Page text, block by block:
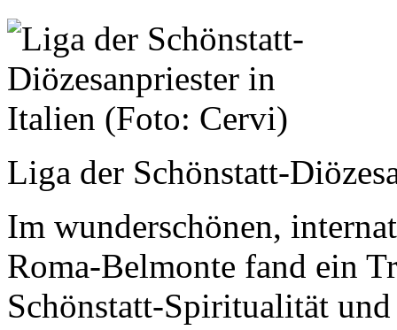
Liga der Schönstatt-
Im wunderschönen,
Roma-Belmonte fand ein
Schönstatt-Spiritualität